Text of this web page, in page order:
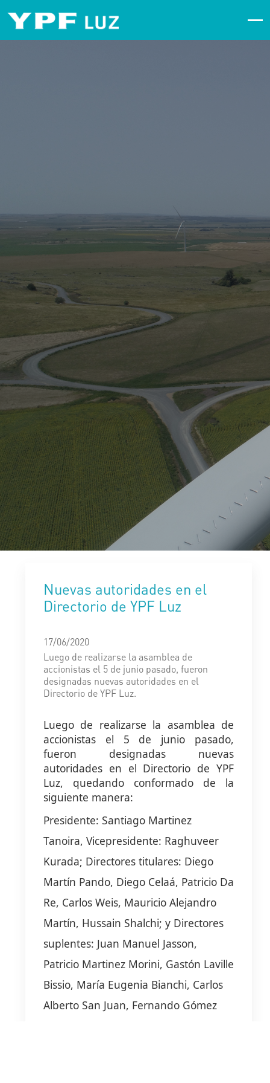
Nuevas autoridades en el
Directorio de YPF Luz
17/06/2020
Luego de realizarse la asamblea de
accionistas el 5 de junio pasado, fueron
designadas nuevas autoridades en el
Directorio de YPF Luz.
Luego de realizarse la asamblea de
accionistas el 5 de junio pasado,
fueron designadas nuevas
autoridades en el Directorio de YPF
Luz, quedando conformado de la
siguiente manera:
Presidente: Santiago Martinez
Tanoira, Vicepresidente: Raghuveer
Kurada; Directores titulares: Diego
Martín Pando, Diego Celaá, Patricio Da
Re, Carlos Weis, Mauricio Alejandro
Martín, Hussain Shalchi; y Directores
suplentes: Juan Manuel Jasson,
Patricio Martinez Morini, Gastón Laville
Bissio, María Eugenia Bianchi, Carlos
Alberto San Juan, Fernando Gómez